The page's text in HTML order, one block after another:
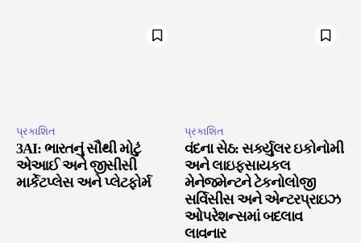
પ્રકાશિત
3AI: ભારતનું સૌથી મોટું
એઆઈ અને જીસીસી
માર્કેટપ્લેસ અને પ્લેટફોર્મ
પ્રકાશિત
વંદના સેઠ: સર્ક્યુલર ઇકોનોમી
અને લાઇફસાયકલ
મેનેજમેન્ટને ટેકનોલોજી
સર્વિસીસ અને એન્ટરપ્રાઇઝ
ઓપરેશન્સમાં બદલાવ
લાવનાર